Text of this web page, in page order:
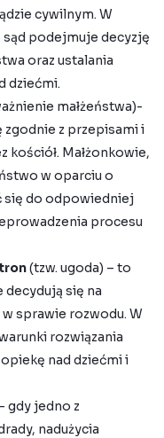
cywilnym. W
podejmuje decyzję
oraz ustalania
dziećmi.
małżeństwa)-
z przepisami i
Małżonkowie,
w oparciu o
się do odpowiedniej
procesu
(tzw. ugoda) – to
się na
sprawie rozwodu. W
rozwiązania
nad dziećmi i
gdy jedno z
nadużycia